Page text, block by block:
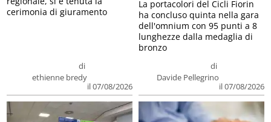
di
ethienne bredy
il 07/08/2026
cerimonia di giuramento
di
Davide Pellegrino
il 07/08/2026
La portacolori del Cicli Fiorin
ha concluso quinta nella gara
dell'omnium con 95 punti a 8
lunghezze dalla medaglia di
bronzo